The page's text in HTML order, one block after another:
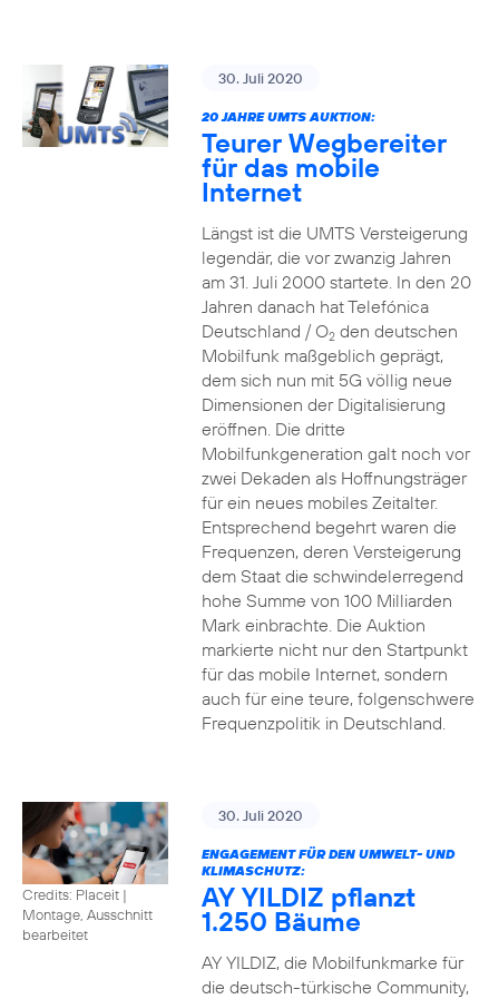
30. Juli 2020
20 JAHRE UMTS AUKTION:
Teurer Wegbereiter
für das mobile
Internet
Längst ist die UMTS Versteigerung
legendär, die vor zwanzig Jahren
am 31. Juli 2000 startete. In den 20
Jahren danach hat Telefónica
Deutschland / O2den deutschen
Mobilfunk maßgeblich geprägt,
dem sich nun mit 5G völlig neue
Dimensionen der Digitalisierung
eröffnen. Die dritte
Mobilfunkgeneration galt noch vor
zwei Dekaden als Hoffnungsträger
für ein neues mobiles Zeitalter.
Entsprechend begehrt waren die
Frequenzen, deren Versteigerung
dem Staat die schwindelerregend
hohe Summe von 100 Milliarden
Mark einbrachte. Die Auktion
markierte nicht nur den Startpunkt
für das mobile Internet, sondern
auch für eine teure, folgenschwere
Frequenzpolitik in Deutschland.
Credits: Placeit |
Montage, Ausschnitt
bearbeitet
30. Juli 2020
ENGAGEMENT FÜR DEN UMWELT- UND
KLIMASCHUTZ:
AY YILDIZ pflanzt
1.250 Bäume
AY YILDIZ, die Mobilfunkmarke für
die deutsch-türkische Community,